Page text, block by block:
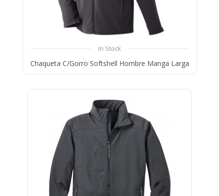
In Stock
Chaqueta C/Gorro Softshell Hombre Manga Larga